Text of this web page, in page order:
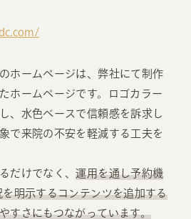
ホームページは、弊社にて制作
ホームページです。ロゴカラー
、水色ベースで信頼感を訴求し
で来院の不安を軽減する工夫を
だけでなく、運用を通し予約機
明示するコンテンツを追加する
すさにもつながっています。